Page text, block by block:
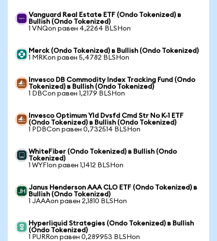
Vanguard Real Estate ETF (Ondo Tokenized) в
Bullish (Ondo Tokenized)
1 VNQon равен 4,2264 BLSHon
Merck (Ondo Tokenized) в Bullish (Ondo Tokenized)
1 MRKon равен 5,4782 BLSHon
Invesco DB Commodity Index Tracking Fund (Ondo
Tokenized) в Bullish (Ondo Tokenized)
1 DBCon равен 1,2179 BLSHon
Invesco Optimum Yld Dvsfd Cmd Str No K-1 ETF
(Ondo Tokenized) в Bullish (Ondo Tokenized)
1 PDBCon равен 0,732514 BLSHon
WhiteFiber (Ondo Tokenized) в Bullish (Ondo
Tokenized)
1 WYFIon равен 1,1412 BLSHon
Janus Henderson AAA CLO ETF (Ondo Tokenized) в
Bullish (Ondo Tokenized)
1 JAAAon равен 2,1810 BLSHon
Hyperliquid Strategies (Ondo Tokenized) в Bullish
(Ondo Tokenized)
1 PURRon равен 0,289953 BLSHon